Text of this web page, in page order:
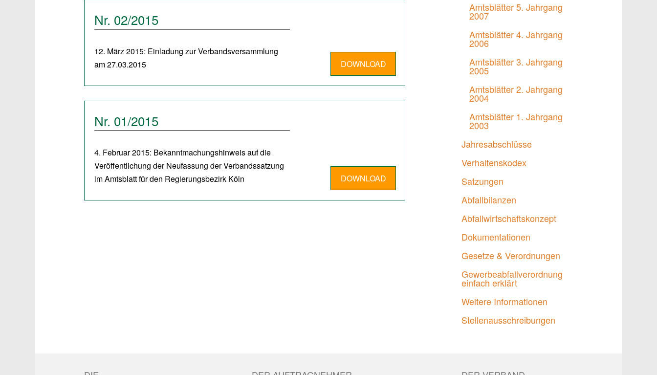
Nr. 02/2015
12. März 2015: Einladung zur Verbandsversammlung
am 27.03.2015
DOWNLOAD
Nr. 01/2015
4. Februar 2015: Bekanntmachungshinweis auf die
Veröffentlichung der Neufassung der Verbandssatzung
im Amtsblatt für den Regierungsbezirk Köln
DOWNLOAD
Amtsblätter 5. Jahrgang
2007
Amtsblätter 4. Jahrgang
2006
Amtsblätter 3. Jahrgang
2005
Amtsblätter 2. Jahrgang
2004
Amtsblätter 1. Jahrgang
2003
Jahresabschlüsse
Verhaltenskodex
Satzungen
Abfallbilanzen
Abfallwirtschaftskonzept
Dokumentationen
Gesetze & Verordnungen
Gewerbeabfallverordnung
einfach erklärt
Weitere Informationen
Stellenausschreibungen